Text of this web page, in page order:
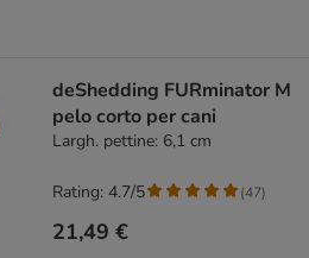
deShedding FURminator M
pelo corto per cani
Largh. pettine: 6,1 cm
21,49 €
Rating: 4.7/5 (47)